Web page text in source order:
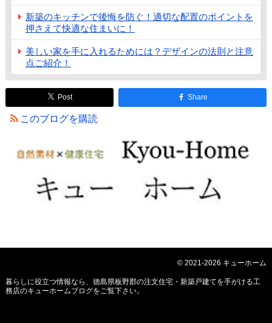
新築のキッチンで後悔を防ぐ！適切な配置のポイントを
押さえて快適な住まいに！
美しい家を手に入れるためには？デザインの法則と注意
点ご紹介！
Post Share
このブログを購読
© 2021-2026 キューホーム
暮らしに役立つ情報なら、 徳島県板野郡の注文住宅・新築戸建てを手がける工
務店のキューホームブログをご覧下さい。